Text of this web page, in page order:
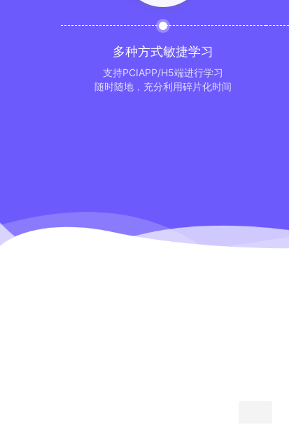
多种方式敏捷学习
支持PCIAPP/H5端进行学习
随时随地，充分利用碎片化时间